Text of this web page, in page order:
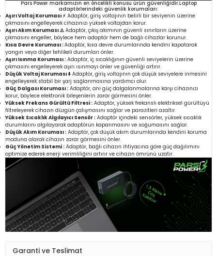
Pars Power markamızın en öncelikli konusu ürün güvenliğidir.Laptop
adaptörlerindeki güvenlik korumaları:
Aşırı Voltaj Koruması ⚡ Adaptör, giriş voltajının belirli bir seviyenin üzerine
çıkmasını engelleyerek cihazınızı yüksek voltajdan korur.
Aşırı Akım Koruması ⚠️Adaptör, çıkış akımının güvenli sınırların üzerine
çıkmasını engeller, böylece hem adaptör hem de bağlı cihazlar korunur.
Kısa Devre Koruması :Adaptör, kısa devre durumlarında kendini kapatarak
yangın veya diğer tehlikeli durumları önler.
Aşırı Isınma Koruması : Adaptör, iç sıcaklığının güvenli seviyelerin üzerine
çıkmasını engelleyerek aşırı ısınmayı önler ve güvenliği artırır.
Düşük Voltaj Koruması ⬇️ Adaptör, giriş voltajının çok düşük seviyelere inmesini
engelleyerek stabil bir şarj sağlanmasına yardımcı olur.
Güç Dalgası Koruması : Adaptör, ani güç dalgalanmalarına karşı cihazınızı
korur, böylece elektronik bileşenlerin zarar görmesini önler.
Yüksek Frekans Gürültü Filtresi : Adaptör, yüksek frekanslı elektriksel gürültüyü
filtreleyerek cihazın düzgün çalışmasını sağlar ve parazitleri azaltır.
Yüksek Sıcaklık Algılayıcı Sensör : Adaptör içindeki sensörler, yüksek sıcaklık
durumlarını algılayarak adaptörün kapanmasını ve soğumasını sağlar.
Düşük Akım Koruması : Adaptör, çok düşük akım durumlarında kendini koruma
moduna alarak cihazın zarar görmesini önler.
Güç Yönetim Sistemi : Adaptör, bağlı cihazın ihtiyacına göre güç dağılımını
optimize ederek enerji verimliliğini artırır ve cihazın ömrünü uzatır.
Garanti ve Teslimat